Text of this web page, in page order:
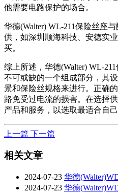
他需要电路保护的场合。
华德(Walter) WL-211保险丝座
供，如深圳顺海科技、安德实
买。
综上所述，华德(Walter) WL-
不可或缺的一个组成部分，其
景和保险丝规格来进行。正确
路免受过电流的损害。在选择
产品和服务，以选取最适合自己
上一篇 下一篇
相关文章
2024-07-23 华德
2024-07-23 华德